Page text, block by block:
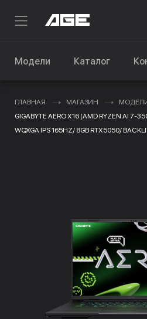
Модели Каталог
ГЛАВНАЯ МАГАЗИН
GIGABYTE AERO X16 (AMD RYZEN AI 7-
WQXGA IPS 165HZ/ 8GB RTX5050/